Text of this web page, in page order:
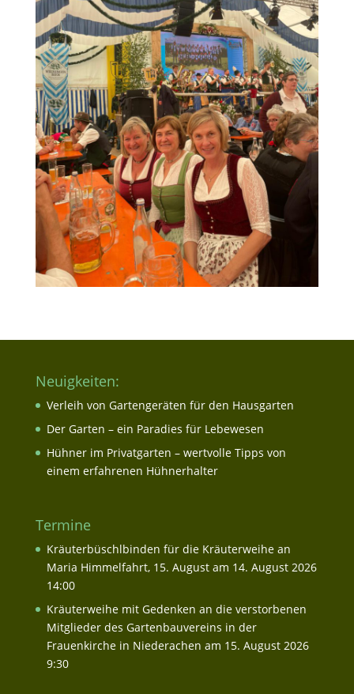
Neuigkeiten:
Verleih von Gartengeräten für den Hausgarten
Der Garten – ein Paradies für Lebewesen
Hühner im Privatgarten – wertvolle Tipps von
einem erfahrenen Hühnerhalter
Termine
Kräuterbüschlbinden für die Kräuterweihe an
Maria Himmelfahrt, 15. Augustam 14. August 2026
14:00
Kräuterweihe mit Gedenken an die verstorbenen
Mitglieder des Gartenbauvereins in der
Frauenkirche in Niederachen am 15. August 2026
9:30